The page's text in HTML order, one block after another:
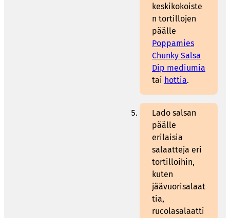
keskikokoiste
n tortillojen
päälle
Poppamies
Chunky Salsa
Dip mediumia
tai hottia.
Lado salsan
päälle
erilaisia
salaatteja eri
tortilloihin,
kuten
jäävuorisalaat
tia,
rucolasalaatti